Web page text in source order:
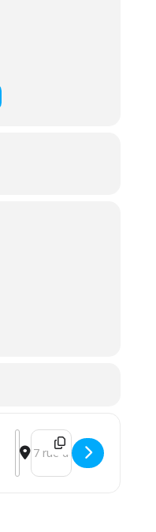
Address - Le club : Juan
Destination Address -